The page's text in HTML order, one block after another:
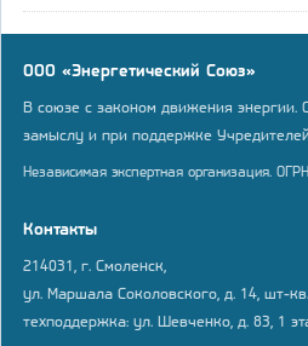
ООО «Энергетический Союз»
В союзе с законом движения энергии.
замыслу и при поддержке
Независимая экспертная организация.
Контакты
214031, г. Смоленск,
ул. Маршала Соколовского, д. 14, шт-
техподдержка: ул. Шевченко, д. 83, 1